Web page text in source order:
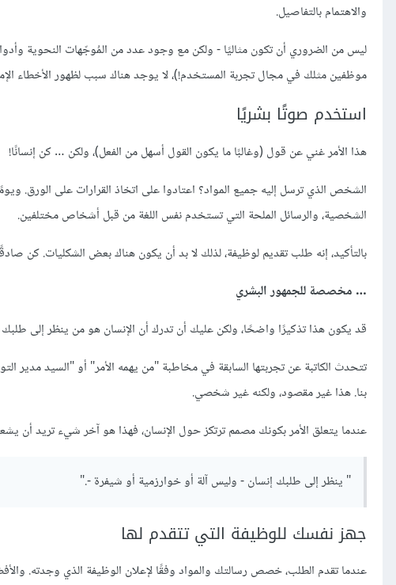
والاهتمام بالتفاصيل.
ليس من الضروري أن تكون مثاليًا - ولكن مع وجود عدد من المُوجّهات النحوية
موظفين مثلك في مجال تجربة المستخدم!)، لا يوجد هناك سبب لظهور الأخطاء
استخدم صوتًا بشريًا
هذا الأمر غني عن قول (وغالبًا ما يكون القول أسهل من الفعل)، ولكن … كن إنسانًا!
الشخص الذي ترسل إليه جميع المواد؟ اعتادوا على اتخاذ القرارات على الورق.
الشخصية، والرسائل الملحة التي تستخدم نفس اللغة من قبل أشخاص مختلفين.
بالتأكيد، إنه طلب تقديم لوظيفة، لذلك لا بد أن يكون هناك بعض الشكليات. كن
… مخصصة للجمهور البشري
قد يكون هذا تذكيرًا واضحًا، ولكن عليك أن تدرك أن الإنسان هو من ينظر إلى
تتحدث الكاتبة عن تجربتها السابقة في مخاطبة "من يهمه الأمر" أو "السيد
بنا. هذا غير مقصود، ولكنه غير شخصي.
عندما يتعلق الأمر بكونك مصمم ترتكز حول الإنسان، فهذا هو آخر شيء تريد أن
" ينظر إلى طلبك إنسان - وليس آلة أو خوارزمية أو شيفرة -."
جهز نفسك للوظيفة التي تتقدم لها
عندما تقدم الطلب، خصص رسالتك والمواد وفقًا لإعلان الوظيفة الذي وجدته.